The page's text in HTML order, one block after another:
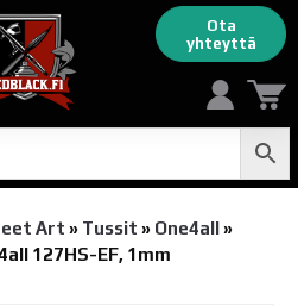
Ota
yhteyttä
Art » Tussit » One4all»
127HS-EF, 1mm